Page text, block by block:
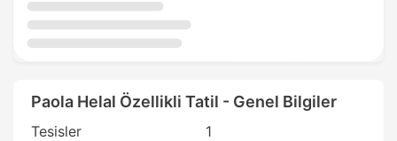
Paola Helal Özellikli Tatil - Genel Bilgiler
Tesisler
1